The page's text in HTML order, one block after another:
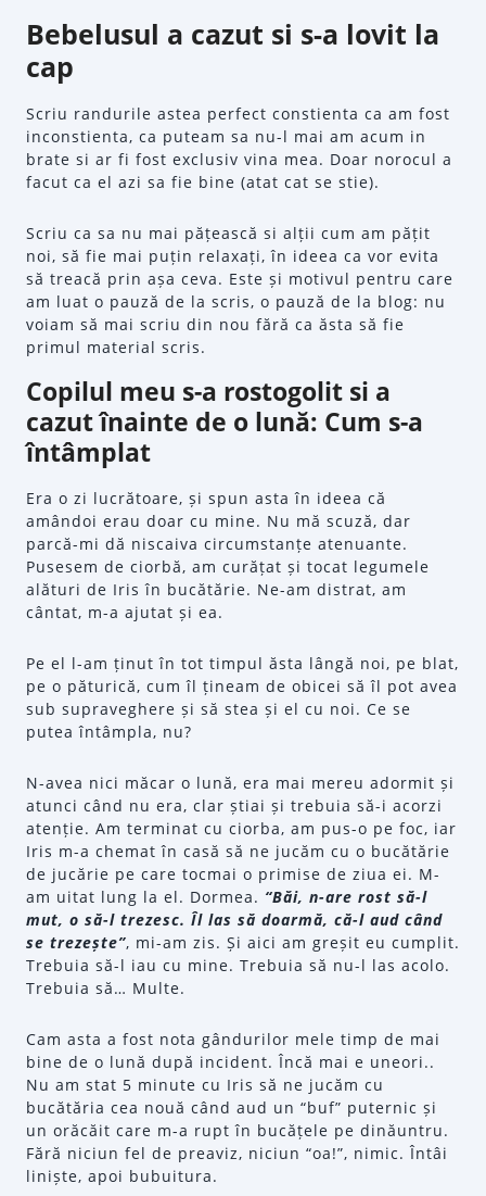
Bebelusul a cazut si s-a lovit la
cap
Scriu randurile astea perfect constienta ca am fost
inconstienta, ca puteam sa nu-l mai am acum in
brate si ar fi fost exclusiv vina mea. Doar norocul a
facut ca el azi sa fie bine (atat cat se stie).
Scriu ca sa nu mai pățească si alții cum am pățit
noi, să fie mai puțin relaxați, în ideea ca vor evita
să treacă prin așa ceva. Este și motivul pentru care
am luat o pauză de la scris, o pauză de la blog: nu
voiam să mai scriu din nou fără ca ăsta să fie
primul material scris.
Copilul meu s-a rostogolit si a
cazut înainte de o lună: Cum s-a
întâmplat
Era o zi lucrătoare, și spun asta în ideea că
amândoi erau doar cu mine. Nu mă scuză, dar
parcă-mi dă niscaiva circumstanțe atenuante.
Pusesem de ciorbă, am curățat și tocat legumele
alături de Iris în bucătărie. Ne-am distrat, am
cântat, m-a ajutat și ea.
Pe el l-am ținut în tot timpul ăsta lângă noi, pe blat,
pe o păturică, cum îl țineam de obicei să îl pot avea
sub supraveghere și să stea și el cu noi. Ce se
putea întâmpla, nu?
N-avea nici măcar o lună, era mai mereu adormit și
atunci când nu era, clar știai și trebuia să-i acorzi
atenție. Am terminat cu ciorba, am pus-o pe foc, iar
Iris m-a chemat în casă să ne jucăm cu o bucătărie
de jucărie pe care tocmai o primise de ziua ei. M-
am uitat lung la el. Dormea. “Băi, n-are rost să-l
mut, o să-l trezesc. Îl las să doarmă, că-l aud când
se trezește”, mi-am zis. Și aici am greșit eu cumplit.
Trebuia să-l iau cu mine. Trebuia să nu-l las acolo.
Trebuia să… Multe.
Cam asta a fost nota gândurilor mele timp de mai
bine de o lună după incident. Încă mai e uneori..
Nu am stat 5 minute cu Iris să ne jucăm cu
bucătăria cea nouă când aud un “buf” puternic și
un orăcăit care m-a rupt în bucățele pe dinăuntru.
Fără niciun fel de preaviz, niciun “oa!”, nimic. Întâi
liniște, apoi bubuitura.